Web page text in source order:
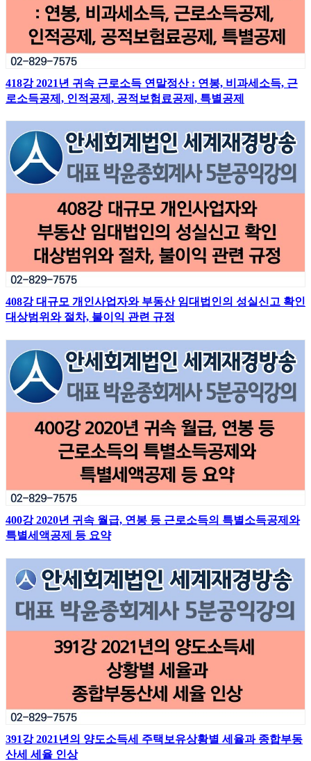
418강 2021년 귀속 근로소득 연말정산 : 연봉, 비과세소득, 근
로소득공제, 인적공제, 공적보험료공제, 특별공제
408강 대규모 개인사업자와 부동산 임대법인의 성실신고 확인
대상범위와 절차, 불이익 관련 규정
400강 2020년 귀속 월급, 연봉 등 근로소득의 특별소득공제와
특별세액공제 등 요약
391강 2021년의 양도소득세 주택보유상황별 세율과 종합부동
산세 세율 인상